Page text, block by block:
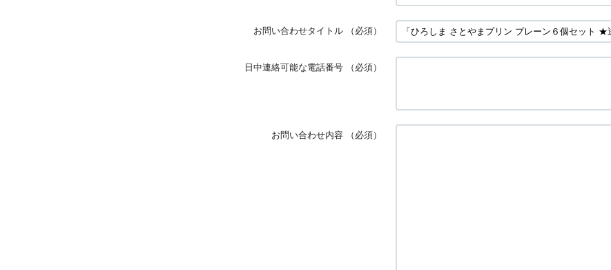
お問い合わせタイトル （必須）
日中連絡可能な電話番号 （必須）
お問い合わせ内容 （必須）